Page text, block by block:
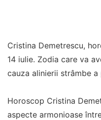
Cristina Demetrescu,
14 iulie. Zodia care va
cauza alinierii strâmbe a
Horoscop Cristina
aspecte armonioase